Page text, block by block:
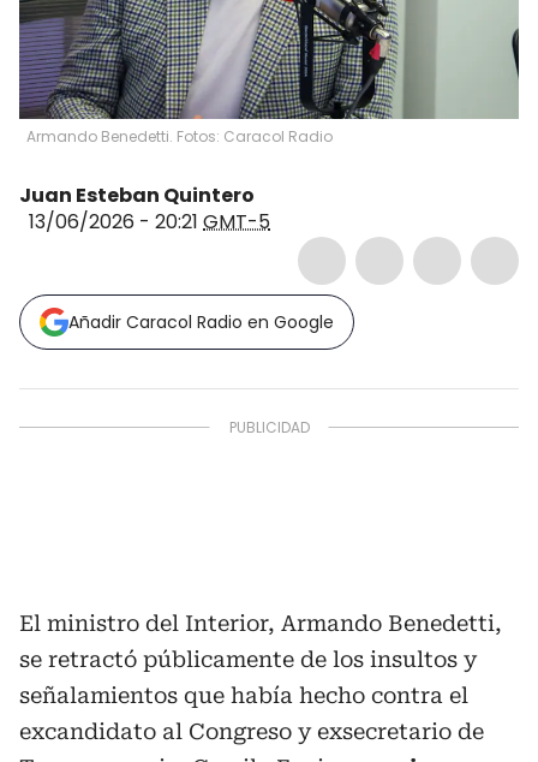
Armando Benedetti. Fotos: Caracol Radio
Juan Esteban Quintero
13/06/2026 - 20:21 GMT-5
Añadir Caracol Radio en Google
El ministro del Interior, Armando Benedetti,
se retractó públicamente de los insultos y
señalamientos que había hecho contra el
excandidato al Congreso y exsecretario de